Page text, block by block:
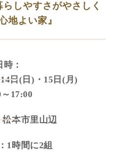
らしやすさがやさしく
地よい家』
時：
日(日)・15日(月)
17:00
松本市里山辺
1時間に2組